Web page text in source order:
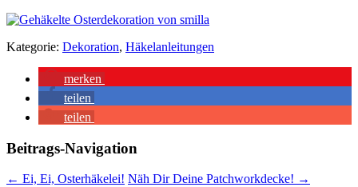
Kategorie: Dekoration, Häkelanleitungen
merken
teilen
teilen
Beitrags-Navigation
← Ei, Ei, Osterhäkelei! Näh Dir Deine Patchworkdecke! →